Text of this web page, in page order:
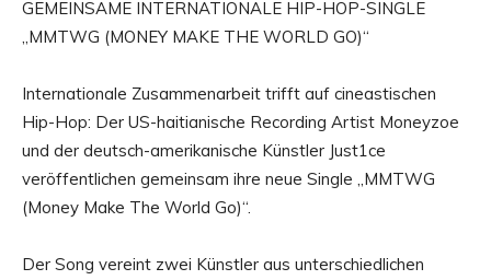
GEMEINSAME INTERNATIONALE HIP-HOP-SINGLE
„MMTWG (MONEY MAKE THE WORLD GO)“
Internationale Zusammenarbeit trifft auf cineastischen
Hip-Hop: Der US-haitianische Recording Artist Moneyzoe
und der deutsch-amerikanische Künstler Just1ce
veröffentlichen gemeinsam ihre neue Single „MMTWG
(Money Make The World Go)“.
Der Song vereint zwei Künstler aus unterschiedlichen